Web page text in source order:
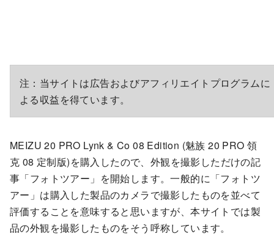
注：当サイトは広告およびアフィリエイトプログラムに
よる収益を得ています。
MEIZU 20 PRO Lynk & Co 08 Edition (魅族 20 PRO 領
克 08 定制版)を購入したので、外観を撮影しただけの記
事「フォトツアー」を開始します。一般的に「フォトツ
アー」は購入した製品のカメラで撮影したものを並べて
評価することを意味すると思いますが、本サイトでは製
品の外観を撮影したものをそう呼称しています。